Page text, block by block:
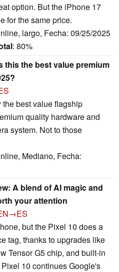
option. But the iPhone 17
for the same price.
largo, Fecha: 09/25/2025
: 80%
this the best value premium
best value flagship
quality hardware and
system. Not to those
Mediano, Fecha:
A blend of AI magic and
your attention
but the Pixel 10 does a
tag, thanks to upgrades like
Tensor G5 chip, and built-in
10 continues Google's